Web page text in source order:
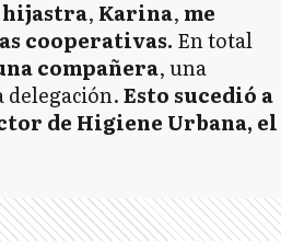
hijastra, Karina, me
cooperativas. En total
compañera, una
delegación.Esto sucedió a
de Higiene Urbana, el